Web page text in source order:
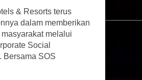
& Resorts terus
dalam memberikan
melalui
Social
Bersama SOS